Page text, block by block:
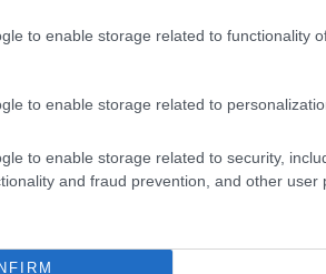
to enable storage related to functionality
to enable storage related to
to enable storage related to security,
and fraud prevention, and other user